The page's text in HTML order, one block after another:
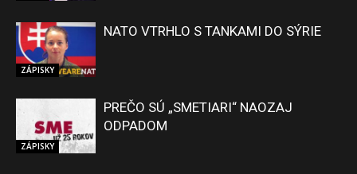
ZÁPISKY
NATO VTRHLO S TANKAMI DO SÝRIE
ZÁPISKY
PREČO SÚ „SMETIARI“ NAOZAJ
ODPADOM